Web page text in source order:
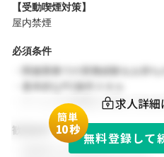
【受動喫煙対策】
屋内禁煙
必須条件
・関連業務での実務経験をお持ち
・基本的なPC操作スキル
・チームでの協働を大切にできる
歓迎条件
・同業界での就業経験がある方
求人詳細
簡単
10秒
無料登録して